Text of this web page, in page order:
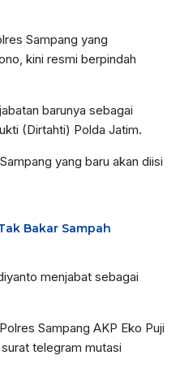
Sampang yang
kini resmi berpindah
barunya sebagai
(Dirtahti) Polda Jatim.
yang baru akan diisi
Bakar Sampah
menjabat sebagai
Sampang AKP Eko Puji
telegram mutasi